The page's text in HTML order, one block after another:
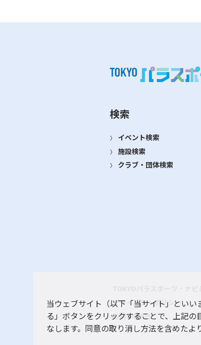
検索
イベント検索
施設検索
クラブ・団体検索
プライバシーポリシー
お問い合わせ
当ウェブサイト（以下「当サイト」とい
る」ボタンをクリックすることで、上記
なします。同意の取り消し方法を含めたよ